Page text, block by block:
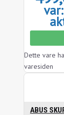
Dette vare
varesiden
ABUS